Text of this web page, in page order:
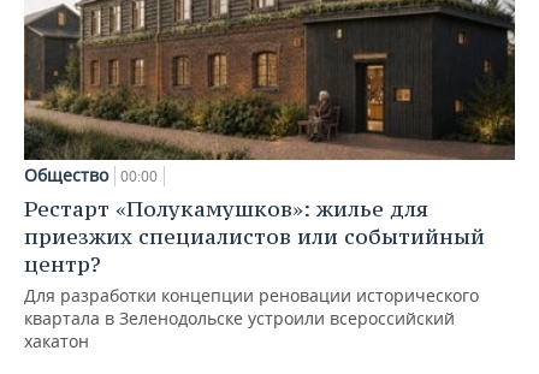
Общество 00:00
Рестарт «Полукамушков»: жилье для
приезжих специалистов или событийный
центр?
Для разработки концепции реновации исторического
квартала в Зеленодольске устроили всероссийский
хакатон